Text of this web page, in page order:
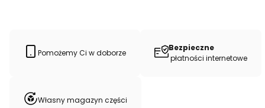
Pomożemy Ci w doborze
Bezpieczne
płatności internetowe
Własny magazyn części